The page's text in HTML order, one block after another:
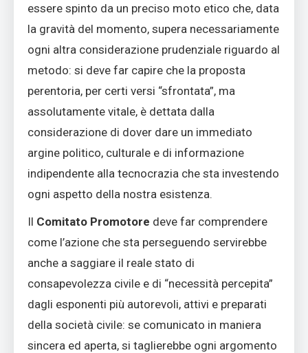
essere spinto da un preciso moto etico che, data
la gravità del momento, supera necessariamente
ogni altra considerazione prudenziale riguardo al
metodo: si deve far capire che la proposta
perentoria, per certi versi “sfrontata”, ma
assolutamente vitale, è dettata dalla
considerazione di dover dare un immediato
argine politico, culturale e di informazione
indipendente alla tecnocrazia che sta investendo
ogni aspetto della nostra esistenza.
Il Comitato Promotore deve far comprendere
come l’azione che sta perseguendo servirebbe
anche a saggiare il reale stato di
consapevolezza civile e di “necessità percepita”
dagli esponenti più autorevoli, attivi e preparati
della società civile: se comunicato in maniera
sincera ed aperta, si taglierebbe ogni argomento